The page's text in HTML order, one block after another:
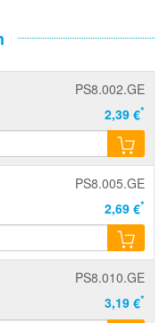
PS8.002.GE
2,39 €*
PS8.005.GE
2,69 €*
PS8.010.GE
3,19 €*